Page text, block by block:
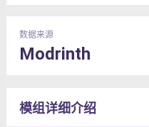
数据来源
Modrinth
模组详细介绍